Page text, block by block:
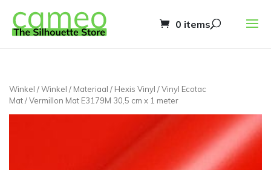
0 items
Winkel /Winkel / Materiaal / Hexis Vinyl /Vinyl Ecotac
Mat/ Vermillon Mat E3179M 30,5 cm x 1 meter